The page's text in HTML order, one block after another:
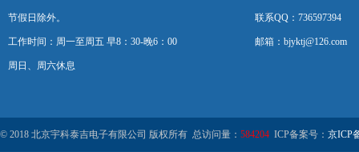
节假日除外。
工作时间：周一至周五 早8：30-晚6：00
周日、周六休息
联系QQ：736597394
邮箱：bjyktj@126.com
© 2018 北京宇科泰吉电子有限公司 版权所有 总访问量： 584204 ICP备案号： 京ICP